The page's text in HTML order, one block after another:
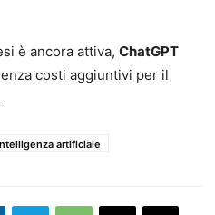
è ancora attiva, ChatGPT
costi aggiuntivi per il
artificiale